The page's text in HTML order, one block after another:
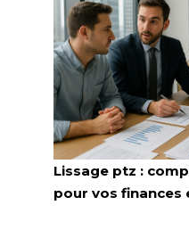
Lissage ptz :
pour vos finances